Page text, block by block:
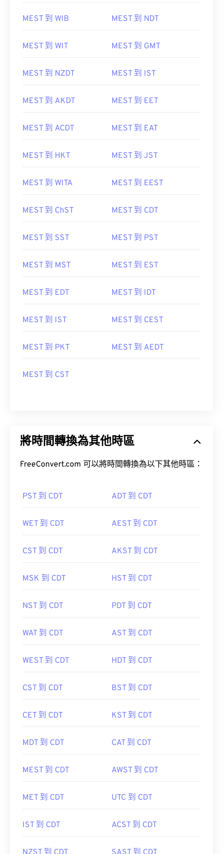
MEST 到 WIB MEST 到 NDT
MEST 到 WIT MEST 到 GMT
MEST 到 NZDT MEST 到 IST
MEST 到 AKDT MEST 到 EET
MEST 到 ACDT MEST 到 EAT
MEST 到 HKT MEST 到 JST
MEST 到 WITA MEST 到 EEST
MEST 到 ChST MEST 到 CDT
MEST 到 SST MEST 到 PST
MEST 到 MST MEST 到 EST
MEST 到 EDT MEST 到 IDT
MEST 到 IST MEST 到 CEST
MEST 到 PKT MEST 到 AEDT
MEST 到 CST
將時間轉換為其他時區
FreeConvert.com 可以將時間轉換為以下其他時區：
PST 到 CDT ADT 到 CDT
WET 到 CDT AEST 到 CDT
CST 到 CDT AKST 到 CDT
MSK 到 CDT HST 到 CDT
NST 到 CDT PDT 到 CDT
WAT 到 CDT AST 到 CDT
WEST 到 CDT HDT 到 CDT
CST 到 CDT BST 到 CDT
CET 到 CDT KST 到 CDT
MDT 到 CDT CAT 到 CDT
MEST 到 CDT AWST 到 CDT
MET 到 CDT UTC 到 CDT
IST 到 CDT ACST 到 CDT